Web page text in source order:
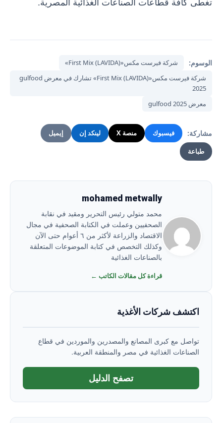
الوسوم:
شركة فيرست مكس«First Mix (LAVIDA)»
شركة فيرست مكس«First Mix (LAVIDA)» تشارك في معرض gulfood
2025
معرض gulfood 2025
مشاركة: فيسبوك منصة X لينكد إن إيميل
طباعة
mohamed metwally
محمد متولي رئيس التحرير ومقيد في نقابة
الصحفيين وعملت في الكتابة الصحفية في مجال
الاقتصاد والزراعة لأكثر من ٦ أعوام حتى الآن
وكذلك التخصص في كتابة الموضوعات المتعلقة
بالصناعات الغذائية
قراءة كل مقالات الكاتب ←
اكتشف شركات الأغذية
تواصل مع كبرى المصانع والمصدرين والموردين في قطاع
الصناعات الغذائية في مصر والمنطقة العربية.
تصفح الدليل